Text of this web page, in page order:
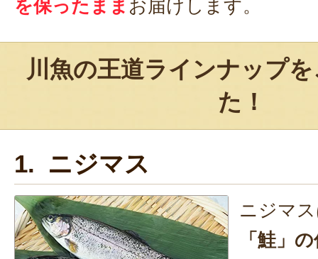
を保ったまま お届けします。
川魚の王道ラインナップ
た！
1. ニジマス
ニジマ
「鮭」